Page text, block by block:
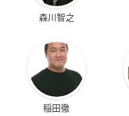
森川智之
稲田徹